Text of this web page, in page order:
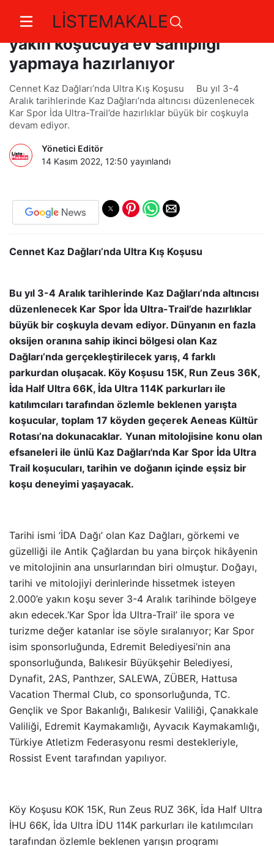
LİSTEMAKALE
Kaz Dağları,25 ülkeden 2.000’e
yakın koşucuya ev sahipliği
yapmaya hazırlanıyor
Cennet Kaz Dağları’nda Ultra Kış Koşusu Bu yıl 3-4
Aralık tarihlerinde Kaz Dağları’nda altıncısı düzenlenecek
Kar Spor İda Ultra-Trail’de hazırlıklar büyük bir coşkuyla
devam ediyor.
Yönetici Editör
14 Kasım 2022, 12:50 yayınlandı
Cennet Kaz Dağları’nda Ultra Kış Koşusu
Bu yıl 3-4 Aralık tarihlerinde Kaz Dağları’nda altıncısı
düzenlenecek Kar Spor İda Ultra-Trail’de hazırlıklar
büyük bir coşkuyla devam ediyor. Dünyanın en fazla
oksijen oranına sahip ikinci bölgesi olan Kaz
Dağları’nda gerçekleştirilecek yarış, 4 farklı
parkurdan oluşacak. Köy Koşusu 15K, Run Zeus 36K,
İda Half Ultra 66K, İda Ultra 114K parkurları ile
katılımcıları tarafından özlemle beklenen yarışta
koşucular, toplam 17 köyden geçerek Aeneas Kültür
Rotası’na dokunacaklar. Yunan mitolojisine konu olan
efsaneleri ile ünlü Kaz Dağları'nda Kar Spor İda Ultra
Trail koşucuları, tarihin ve doğanın içinde eşsiz bir
koşu deneyimi yaşayacak.
Tarihi ismi ‘İDA Dağı’ olan Kaz Dağları, görkemi ve
güzelliği ile Antik Çağlardan bu yana birçok hikâyenin
ve mitolojinin ana unsurlarından biri olmuştur. Doğayı,
tarihi ve mitolojiyi derinlerinde hissetmek isteyen
2.000’e yakın koşu sever 3-4 Aralık tarihinde bölgeye
akın edecek.‘Kar Spor İda Ultra-Trail’ ile spora ve
turizme değer katanlar ise söyle sıralanıyor; Kar Spor
isim sponsorluğunda, Edremit Belediyesi’nin ana
sponsorluğunda, Balıkesir Büyükşehir Belediyesi,
Dynafit, 2AS, Panthzer, SALEWA, ZÜBER, Hattusa
Vacation Thermal Club, co sponsorluğunda, TC.
Gençlik ve Spor Bakanlığı, Balıkesir Valiliği, Çanakkale
Valiliği, Edremit Kaymakamlığı, Ayvacık Kaymakamlığı,
Türkiye Atletizm Federasyonu resmi destekleriyle,
Rossist Event tarafından yapılıyor.
Köy Koşusu KOK 15K, Run Zeus RUZ 36K, İda Half Ultra
İHU 66K, İda Ultra İDU 114K parkurları ile katılımcıları
tarafından özlemle beklenen yarışın programı